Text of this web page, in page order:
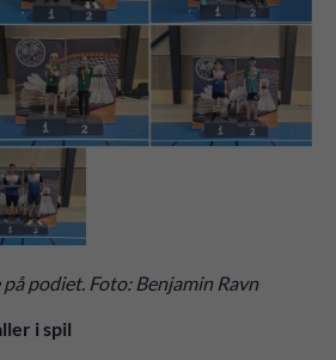
podiet. Foto: Benjamin Ravn
i spil